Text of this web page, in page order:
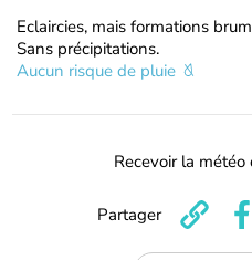
Eclaircies, mais formations
Sans précipitations.
Aucun risque de pluie
Recevoir la
Partager